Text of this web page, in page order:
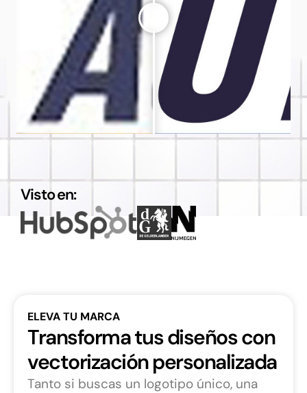
Visto en:
ELEVA TU MARCA
Transforma tus diseños con
vectorización personalizada
Tanto si buscas un logotipo único, una